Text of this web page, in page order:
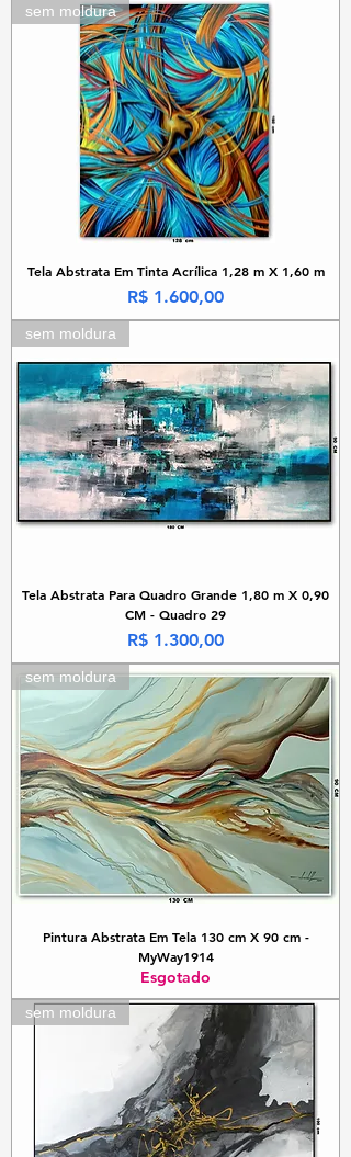
sem moldura
Tela Abstrata Em Tinta Acrílica 1,28 m X 1,60 m
Preço
R$ 1.600,00
sem moldura
Tela Abstrata Para Quadro Grande 1,80 m X 0,90
CM - Quadro 29
Preço
R$ 1.300,00
sem moldura
Pintura Abstrata Em Tela 130 cm X 90 cm -
MyWay1914
Esgotado
sem moldura